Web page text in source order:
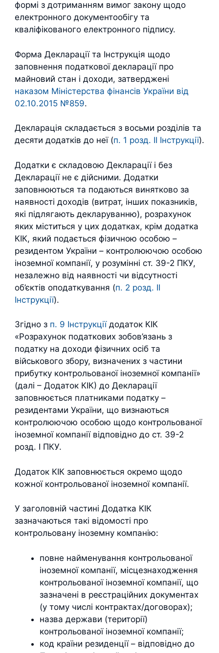
формі з дотриманням вимог закону щодо
електронного документообігу та
кваліфікованого електронного підпису.
Форма Декларації та Інструкція щодо
заповнення податкової декларації про
майновий стан і доходи, затверджені
наказом Міністерства фінансів України від
02.10.2015 №859.
Декларація складається з восьми розділів та
десяти додатків до неї (п. 1 розд. ІІ Інструкції).
Додатки є складовою Декларації і без
Декларації не є дійсними. Додатки
заповнюються та подаються винятково за
наявності доходів (витрат, інших показників,
які підлягають декларуванню), розрахунок
яких міститься у цих додатках, крім додатка
КІК, який подається фізичною особою –
резидентом України – контролюючою особою
іноземної компанії, у розумінні ст. 39-2 ПКУ,
незалежно від наявності чи відсутності
об’єктів оподаткування (п. 2 розд. ІІ
Інструкції).
Згідно з п. 9 Інструкціїдодаток КІК
«Розрахунок податкових зобов’язань з
податку на доходи фізичних осіб та
військового збору, визначених з частини
прибутку контрольованої іноземної компанії»
(далі – Додаток КІК) до Декларації
заповнюється платниками податку –
резидентами України, що визнаються
контролюючою особою щодо контрольованої
іноземної компанії відповідно до ст. 39-2
розд. I ПКУ.
Додаток КІК заповнюється окремо щодо
кожної контрольованої іноземної компанії.
У заголовній частині Додатка КІК
зазначаються такі відомості про
контрольовану іноземну компанію:
повне найменування контрольованої
іноземної компанії, місцезнаходження
контрольованої іноземної компанії, що
зазначені в реєстраційних документах
(у тому числі контрактах/договорах);
назва держави (території)
контрольованої іноземної компанії;
код країни резиденції – відповідно до